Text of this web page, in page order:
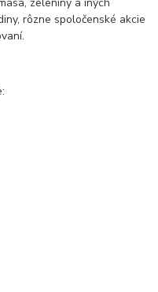
rôzne spoločenské akcie